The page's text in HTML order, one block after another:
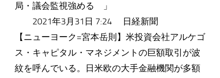
局・議会監視強める 」
2021年3月31日 7:24 日経新聞
【ニューヨーク=宮本岳則】米投資会社アルケゴ
ス・キャピタル・マネジメントの巨額取引が波
紋を呼んでいる。日米欧の大手金融機関が多額